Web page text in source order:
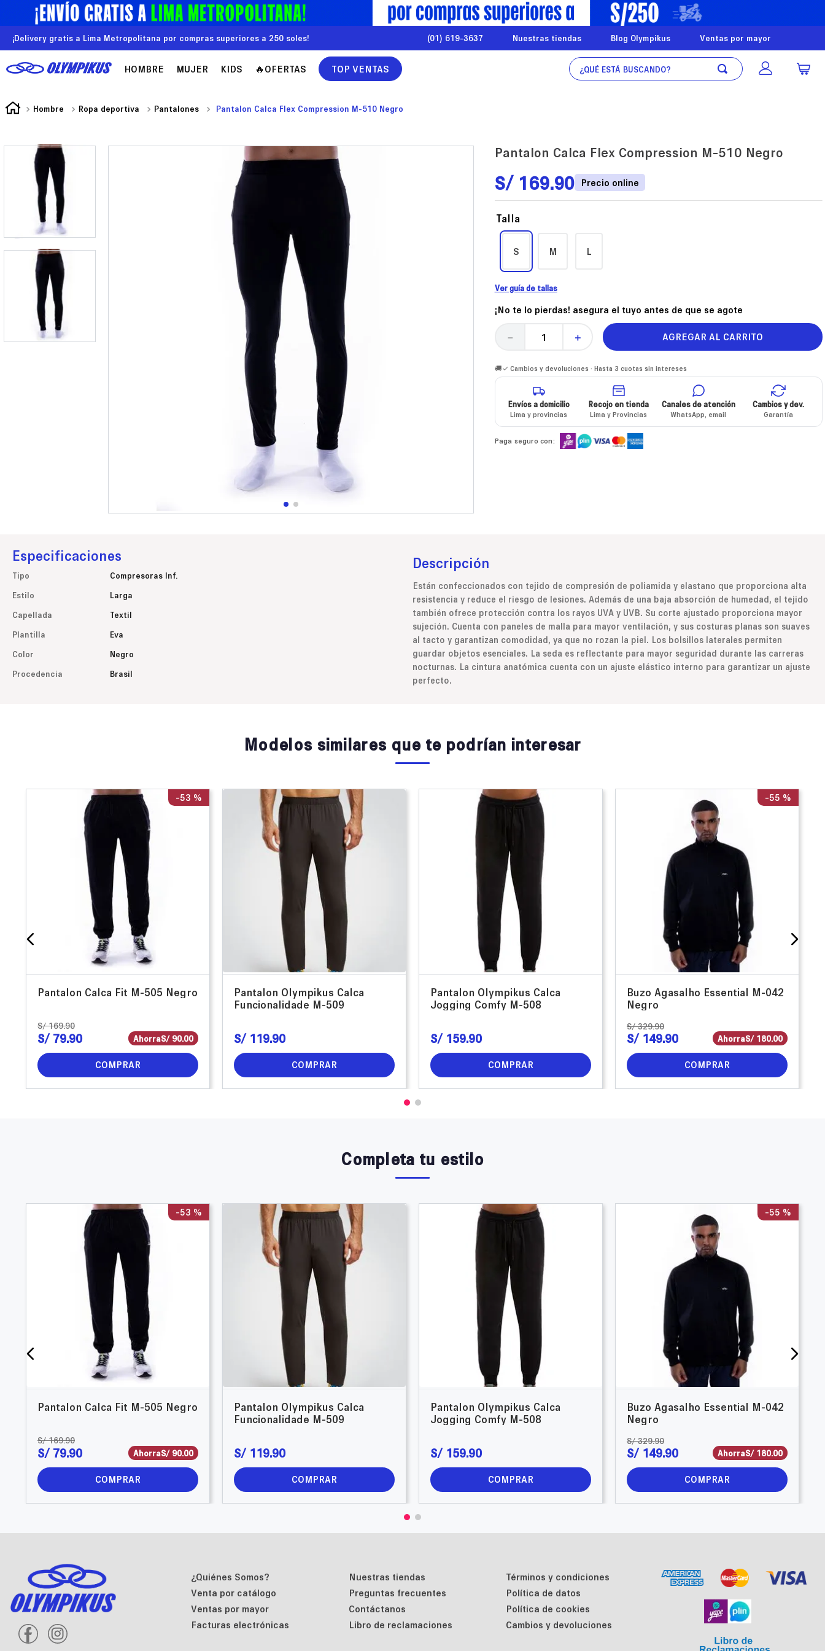
¡Delivery gratis a Lima Metropolitana por compras superiores a 250 soles! (01) 619-3637 Nuestras tiendas Blog Olympikus Ventas por mayor
HOMBRE MUJER KIDS 🔥OFERTAS TOP VENTAS
¿Qué está buscando?
Hombre Ropa deportiva Pantalones Pantalon Calca Flex Compression M-510 Negro
Pantalon Calca Flex Compression M-510 Negro
S/ 169.90
Talla
S M L
Ver guía de tallas
¡No te lo pierdas! asegura el tuyo antes de que se agote
＋
－ AGREGAR AL CARRITO
🚚✓ Cambios y devoluciones · Hasta 3 cuotas sin intereses
Envíos a domicilio
Lima y provincias
Recojo en tienda
Lima y Provincias
Canales de atención
WhatsApp, email
Cambios y dev.
Garantía
Paga seguro con:
Especificaciones
Tipo
Compresoras Inf.
Estilo
Larga
Capellada
Textil
Plantilla
Eva
Color
Negro
Procedencia
Brasil
Descripción
Están confeccionados con tejido de compresión de poliamida y elastano que proporciona alta
resistencia y reduce el riesgo de lesiones. Además de una baja absorción de humedad, el tejido
también ofrece protección contra los rayos UVA y UVB. Su corte ajustado proporciona mayor
sujeción. Cuenta con paneles de malla para mayor ventilación, y sus costuras planas son suaves
al tacto y garantizan comodidad, ya que no rozan la piel. Los bolsillos laterales permiten
guardar objetos esenciales. La seda es reflectante para mayor seguridad durante las carreras
nocturnas. La cintura anatómica cuenta con un ajuste elástico interno para garantizar un ajuste
perfecto.
Modelos similares que te podrían interesar
-53 %
Pantalon Calca Fit M-505 Negro
S/ 169.90
S/ 79.90 AhorraS/ 90.00
COMPRAR
Pantalon Olympikus Calca
Funcionalidade M-509
S/ 119.90
COMPRAR
Pantalon Olympikus Calca
Jogging Comfy M-508
S/ 159.90
COMPRAR
-55 %
Buzo Agasalho Essential M-042
Negro
S/ 329.90
S/ 149.90 AhorraS/ 180.00
COMPRAR
Completa tu estilo
-53 %
Pantalon Calca Fit M-505 Negro
S/ 169.90
S/ 79.90 AhorraS/ 90.00
COMPRAR
Pantalon Olympikus Calca
Funcionalidade M-509
S/ 119.90
COMPRAR
Pantalon Olympikus Calca
Jogging Comfy M-508
S/ 159.90
COMPRAR
-55 %
Buzo Agasalho Essential M-042
Negro
S/ 329.90
S/ 149.90 AhorraS/ 180.00
COMPRAR
¿Quiénes Somos?
Venta por catálogo
Ventas por mayor
Facturas electrónicas
Nuestras tiendas
Preguntas frecuentes
Contáctanos
Libro de reclamaciones
Términos y condiciones
Política de datos
Política de cookies
Cambios y devoluciones